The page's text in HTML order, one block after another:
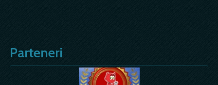
Parteneri